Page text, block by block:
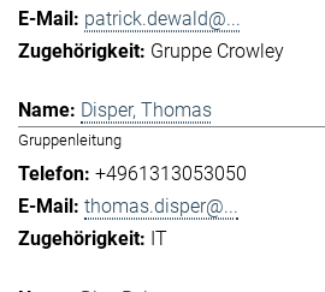
patrick.dewald@...
Gruppe Crowley
Disper, Thomas
Gruppenleitung
+4961313053050
thomas.disper@...
IT